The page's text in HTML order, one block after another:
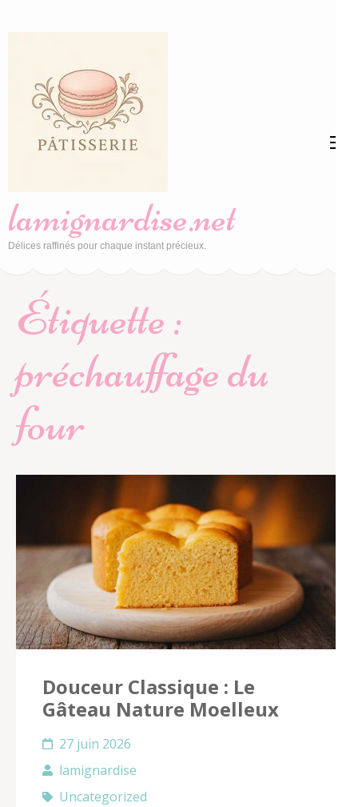
(Pressez
Entrée)
lamignardise.net
Délices raffinés pour chaque instant précieux.
Étiquette :
préchauffage du
four
Douceur Classique : Le
Gâteau Nature Moelleux
27 juin 2026
lamignardise
Uncategorized